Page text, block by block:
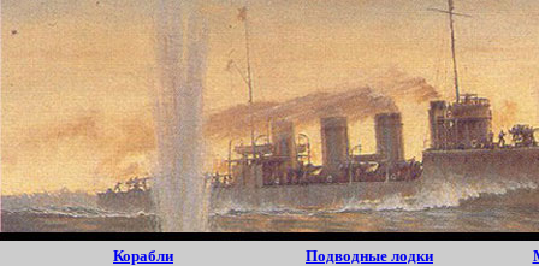
Корабли Подводные лодки